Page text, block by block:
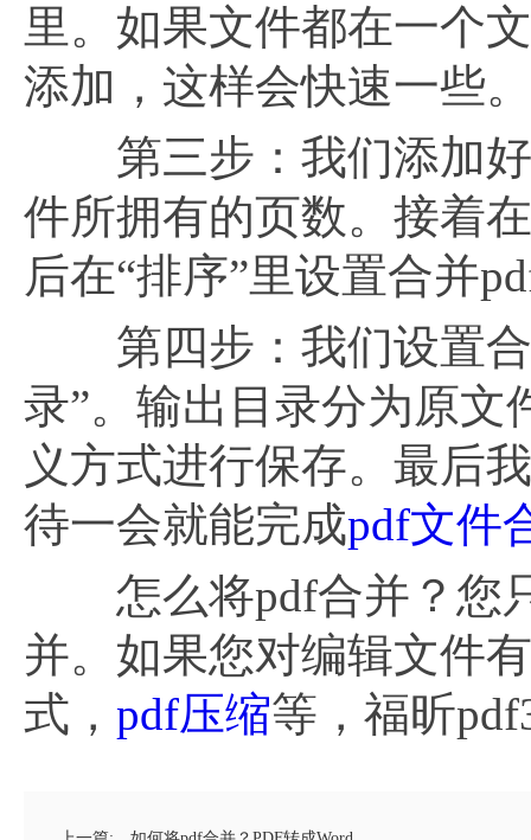
里。如果文件都在一个
添加，这样会快速一些。
第三步：我们添加好
件所拥有的页数。接着
后在“排序”里设置合并
第四步：我们设置合
录”。输出目录分为原文
义方式进行保存。最后
待一会就能完成pdf文件
怎么将pdf合并？您只
并。如果您对编辑文件
式， pdf压缩等，福昕